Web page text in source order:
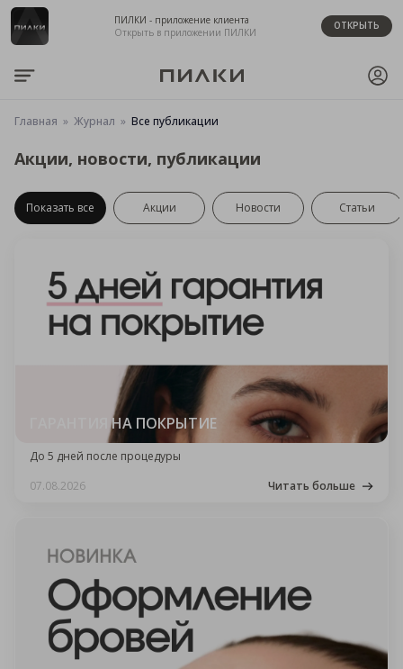
ПИЛКИ - приложение клиента
Открыть в приложении ПИЛКИ
ОТКРЫТЬ
Главная Журнал Все публикации
Акции, новости, публикации
Показать все Акции Новости Статьи
ГАРАНТИЯ НА ПОКРЫТИЕ
До 5 дней после процедуры
07.08.2026
Читать больше